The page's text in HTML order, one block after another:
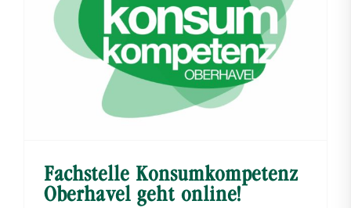
Fachstelle Konsumkompetenz
Oberhavel geht online!